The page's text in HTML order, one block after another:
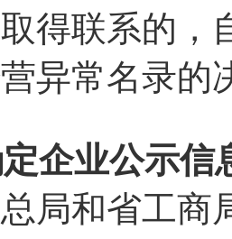
得联系的，
异常名录的
企业公示信
局和省工商